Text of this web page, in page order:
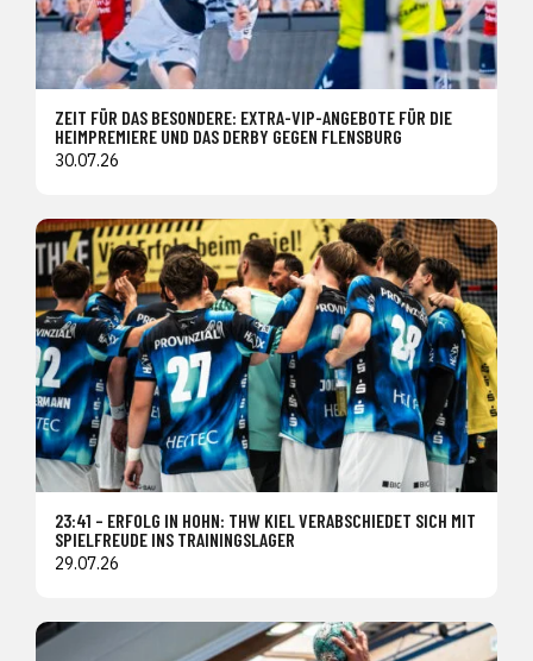
ZEIT FÜR DAS BESONDERE: EXTRA-VIP-ANGEBOTE FÜR DIE
HEIMPREMIERE UND DAS DERBY GEGEN FLENSBURG
30.07.26
23:41 – ERFOLG IN HOHN: THW KIEL VERABSCHIEDET SICH MIT
SPIELFREUDE INS TRAININGSLAGER
29.07.26